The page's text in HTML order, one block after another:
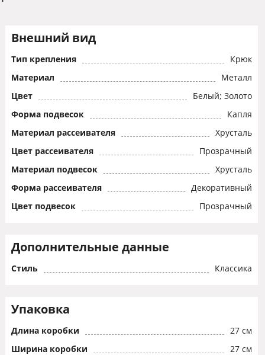
Внешний вид
Тип крепления
Крюк
Материал
Металл
Цвет
Белый; Золото
Форма подвесок
Капля
Материал рассеивателя
Хрусталь
Цвет рассеивателя
Прозрачный
Материал подвесок
Хрусталь
Форма рассеивателя
Декоративный
Цвет подвесок
Прозрачный
Дополнительные данные
Стиль Классика
Упаковка
Длина коробки
27 см
Ширина коробки
27 см